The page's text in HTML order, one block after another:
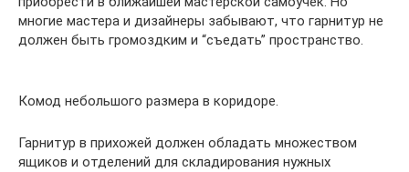
многие мастера и дизайнеры забывают, что гарнитур не
должен быть громоздким и “съедать” пространство.
Комод небольшого размера в коридоре.
Гарнитур в прихожей должен обладать множеством
ящиков и отделений для складирования нужных